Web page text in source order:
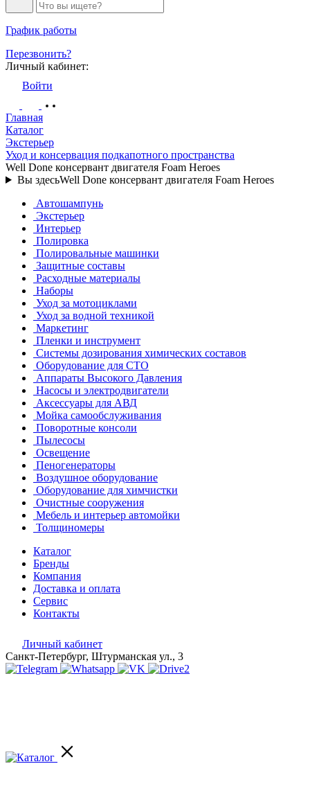
График работы
Перезвонить?
Личный кабинет:
Войти
Главная
Каталог
Экстерьер
Уход и консервация подкапотного пространства
Well Done консервант двигателя Foam Heroes
Вы здесьWell Done консервант двигателя Foam Heroes
Автошампунь
Экстерьер
Интерьер
Полировка
Полировальные машинки
Защитные составы
Расходные материалы
Наборы
Уход за мотоциклами
Уход за водной техникой
Маркетинг
Пленки и инструмент
Системы дозирования химических составов
Оборудование для СТО
Аппараты Высокого Давления
Насосы и электродвигатели
Аксессуары для АВД
Мойка самообслуживания
Поворотные консоли
Пылесосы
Освещение
Пеногенераторы
Воздушное оборудование
Оборудование для химчистки
Очистные сооружения
Мебель и интерьер автомойки
Толщиномеры
Каталог
Бренды
Компания
Доставка и оплата
Сервис
Контакты
Личный кабинет
Санкт-Петербург, Штурманская ул., 3